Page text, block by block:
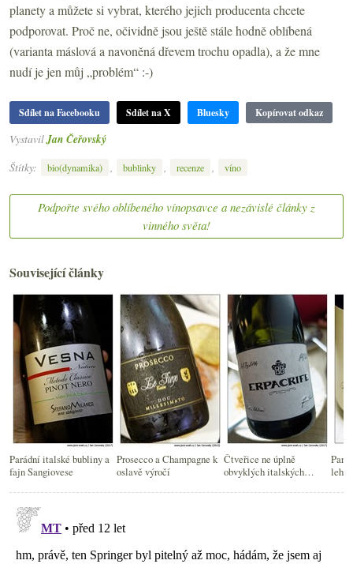
planety a můžete si vybrat, kterého jejich producenta chcete
podporovat. Proč ne, očividně jsou ještě stále hodně oblíbená
(varianta máslová a navoněná dřevem trochu opadla), a že mne
nudí je jen můj „problém“ :-)
Sdílet na Facebooku Sdílet na X Bluesky Kopírovat odkaz
Vystavil Jan Čeřovský
Štítky:
bio(dynamika) , bublinky , recenze , víno
Podpořte svého oblíbeného vínopsavce a nezávislé články z
vinného světa!
Související články
Parádní italské bubliny a
fajn Sangiovese
Prosecco a Champagne k
oslavě výročí
Čtveřice ne úplně
obvyklých italských